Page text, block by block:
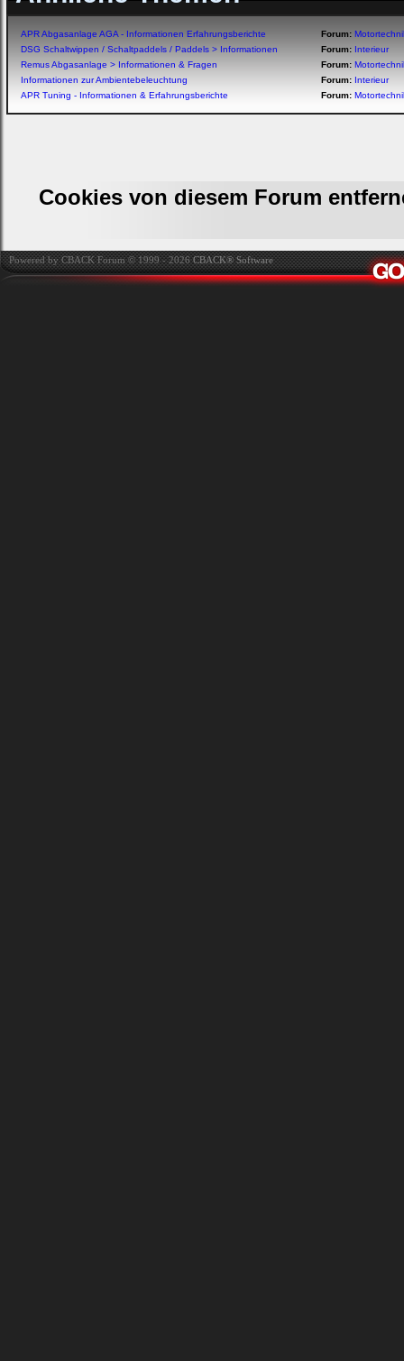
APR Abgasanlage AGA - Informationen Erfahrungsberichte Forum:
DSG Schaltwippen / Schaltpaddels / Paddels > Informationen
Forum: Interieur
Remus Abgasanlage > Informationen & Fragen
Forum:
Informationen zur Ambientebeleuchtung
Forum: Interieur
APR Tuning - Informationen & Erfahrungsberichte
Forum:
Cookies von diesem Forum
Powered by CBACK Forum © 1999 - 2026CBACK® Software